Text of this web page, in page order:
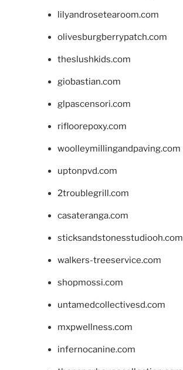
lilyandrosetearoom.com
olivesburgberrypatch.com
theslushkids.com
giobastian.com
glpascensori.com
rifloorepoxy.com
woolleymillingandpaving.com
uptonpvd.com
2troublegrill.com
casateranga.com
sticksandstonesstudiooh.com
walkers-treeservice.com
shopmossi.com
untamedcollectivesd.com
mxpwellness.com
infernocanine.com